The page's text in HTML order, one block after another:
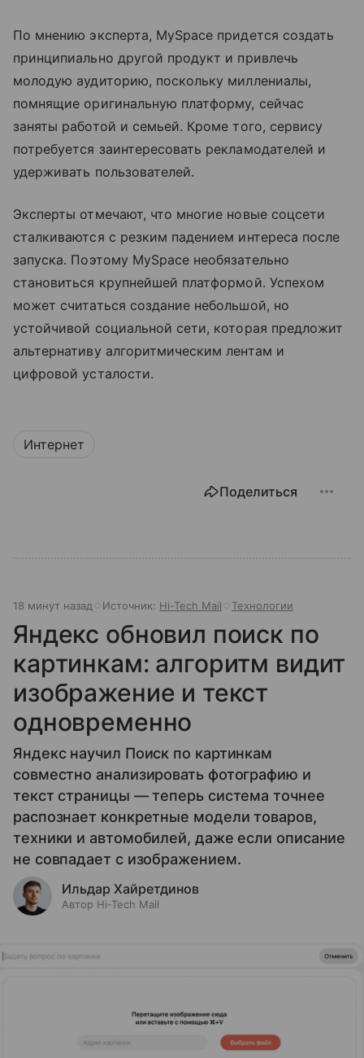
По мнению эксперта, MySpace придется создать
принципиально другой продукт и привлечь
молодую аудиторию, поскольку миллениалы,
помнящие оригинальную платформу, сейчас
заняты работой и семьей. Кроме того, сервису
потребуется заинтересовать рекламодателей и
удерживать пользователей.
Эксперты отмечают, что многие новые соцсети
сталкиваются с резким падением интереса после
запуска. Поэтому MySpace необязательно
становиться крупнейшей платформой. Успехом
может считаться создание небольшой, но
устойчивой социальной сети, которая предложит
альтернативу алгоритмическим лентам и
цифровой усталости.
Интернет
Поделиться
18 минут назад Источник: Hi-Tech Mail Технологии
Яндекс обновил поиск по
картинкам: алгоритм видит
изображение и текст
одновременно
Яндекс научил Поиск по картинкам
совместно анализировать фотографию и
текст страницы — теперь система точнее
распознает конкретные модели товаров,
техники и автомобилей, даже если описание
не совпадает с изображением.
Ильдар Хайретдинов
Автор Hi-Tech Mail